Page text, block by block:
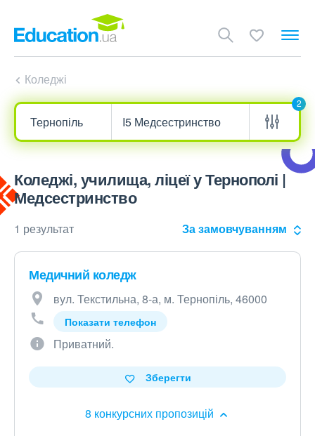
Коледжі
2
Коледжі, училища, ліцеї у Тернополі |
Медсестринство
1 результат За замовчуванням
Медичний коледж
вул. Текстильна, 8-а, м. Тернопіль, 46000
Показати телефон
Приватний.
8 конкурсних пропозицій
Зберегти